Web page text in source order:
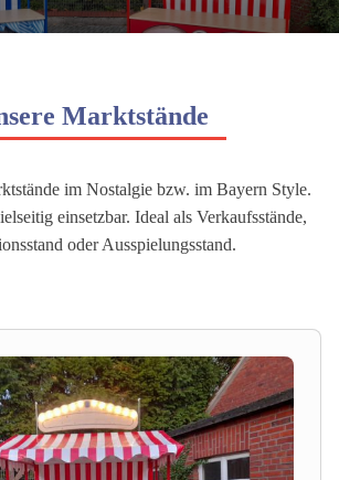
Marktstände
im Nostalgie bzw. im Bayern Style.
einsetzbar. Ideal als Verkaufsstände,
oder Ausspielungsstand.